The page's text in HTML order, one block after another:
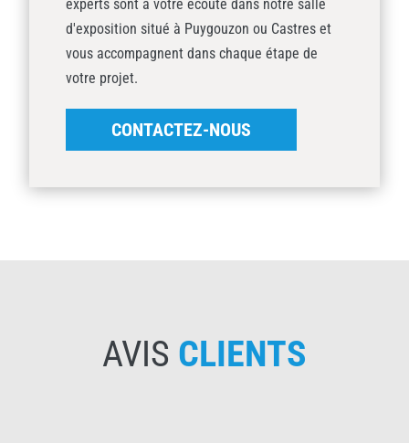
experts sont à votre écoute dans notre salle
d'exposition situé à Puygouzon ou Castres et
vous accompagnent dans chaque étape de
votre projet.
CONTACTEZ-NOUS
AVIS CLIENTS